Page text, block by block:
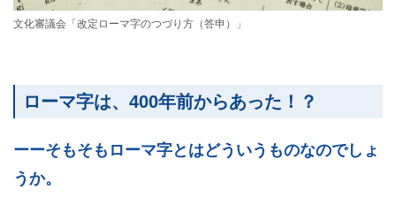
文化審議会「改定ローマ字のつづり方（答申）」
ローマ字は、400年前からあった！？
ーーそもそもローマ字とはどういうものなのでしょ
うか。